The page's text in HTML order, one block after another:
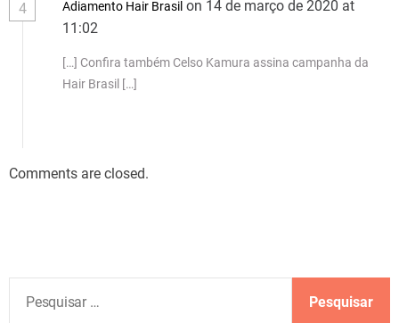
4 Adiamento Hair Brasil on 14 de março de 2020 at
11:02
[…] Confira também Celso Kamura assina campanha da
Hair Brasil […]
Comments are closed.